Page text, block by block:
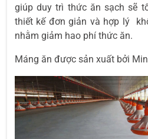
giúp duy trì thức ăn sạch sẽ
thiết kế đơn giản và hợp lý
nhằm giảm hao phí thức ăn.
Máng ăn được sản xuất bởi